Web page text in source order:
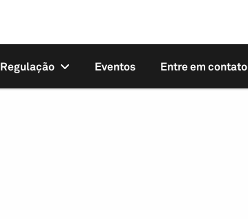
Regulação Eventos Entre em contato